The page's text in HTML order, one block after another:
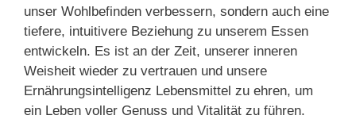
unser Wohlbefinden verbessern, sondern auch eine
tiefere, intuitivere Beziehung zu unserem Essen
entwickeln. Es ist an der Zeit, unserer inneren
Weisheit wieder zu vertrauen und unsere
Ernährungsintelligenz Lebensmittel zu ehren, um
ein Leben voller Genuss und Vitalität zu führen.